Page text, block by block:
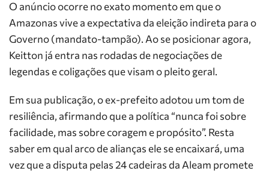
O anúncio ocorre no exato momento em que o
Amazonas vive a expectativa da eleição indireta para o
Governo (mandato-tampão). Ao se posicionar agora,
Keitton já entra nas rodadas de negociações de
legendas e coligações que visam o pleito geral.
Em sua publicação, o ex-prefeito adotou um tom de
resiliência, afirmando que a política “nunca foi sobre
facilidade, mas sobre coragem e propósito”. Resta
saber em qual arco de alianças ele se encaixará, uma
vez que a disputa pelas 24 cadeiras da Aleam promete